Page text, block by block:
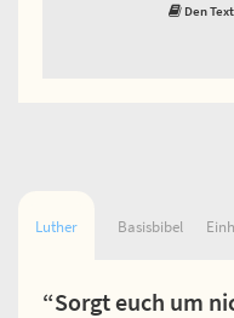
Den
Luther Basisbibel
“Sorgt euch um